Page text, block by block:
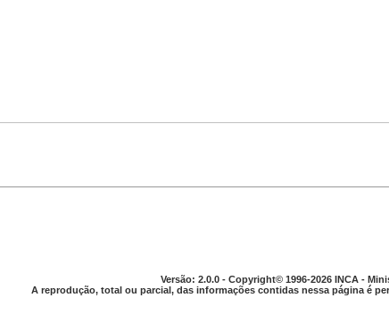
Versão: 2.0.0 - Copyright© 1996-2026 INCA -
A reprodução, total ou parcial, das informações contidas nessa página é